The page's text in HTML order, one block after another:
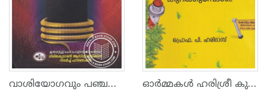
വാശിയോഗവും പഞ്ചതത്ത്വവും ഓർമ്മകൾ ഹരിശ്രീ കുറിക്കുമ്പോൾ